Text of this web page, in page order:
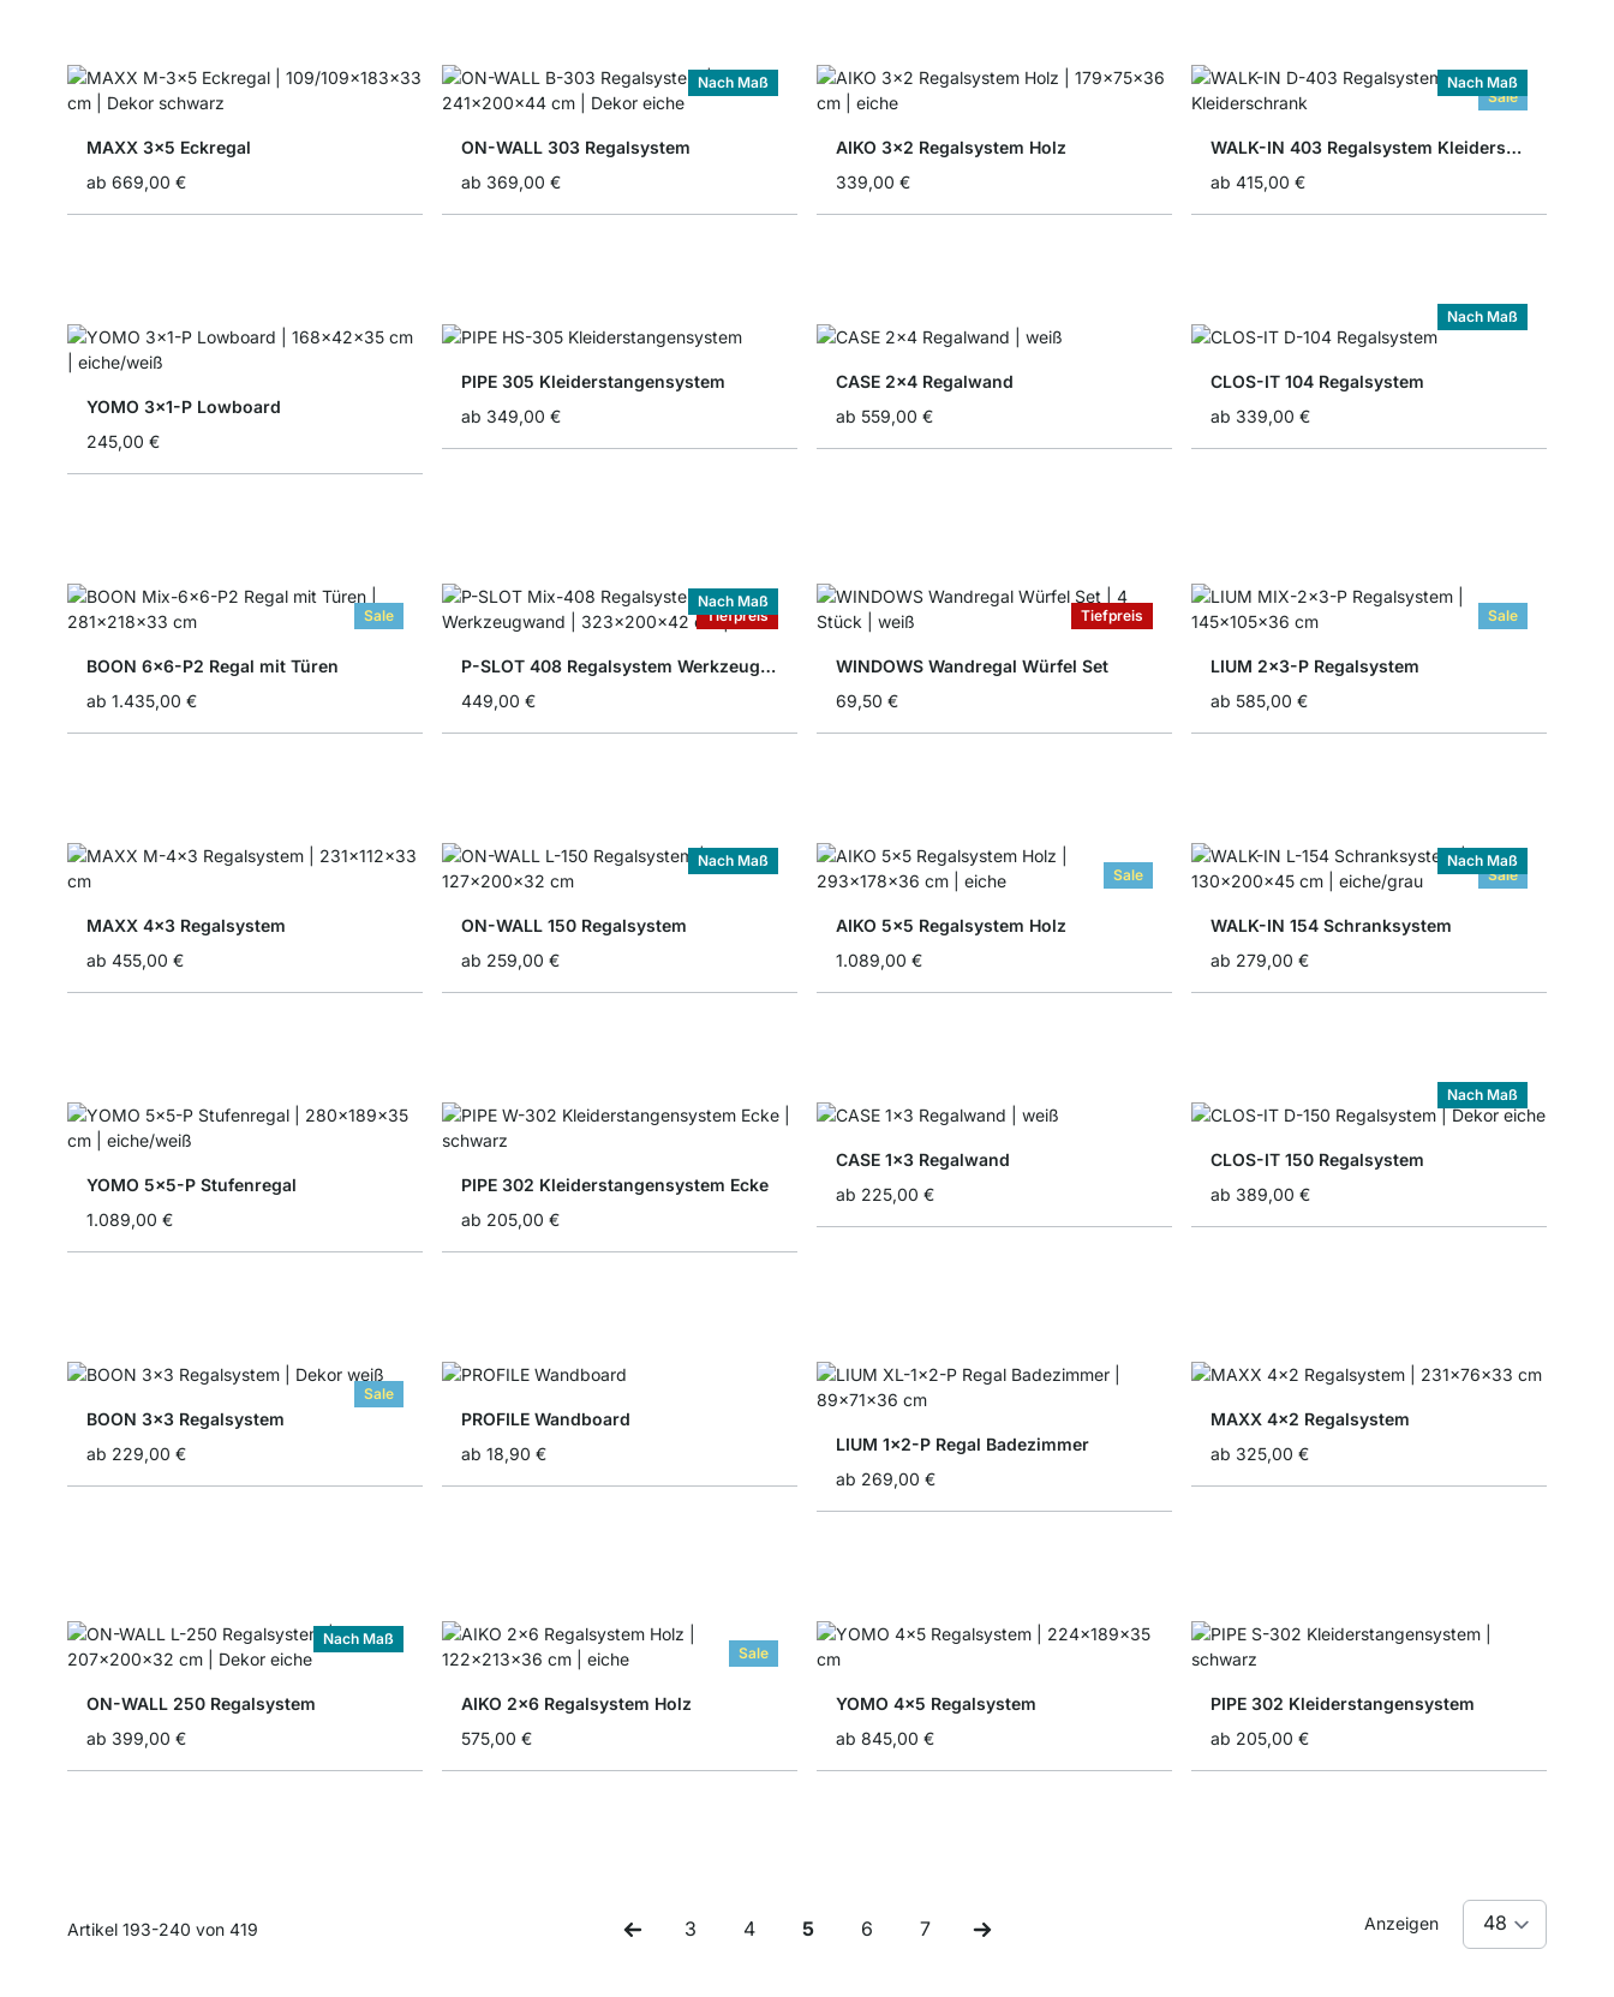
MAXX 3x5 Eckregal
ab 669,00 €
Nach Maß
ON-WALL 303 Regalsystem
ab 369,00 €
AIKO 3x2 Regalsystem Holz
339,00 €
Sale
Nach Maß
WALK-IN 403 Regalsystem Kleiderschrank
ab 415,00 €
YOMO 3x1-P Lowboard
245,00 €
PIPE 305 Kleiderstangensystem
ab 349,00 €
CASE 2x4 Regalwand
ab 559,00 €
Nach Maß
CLOS-IT 104 Regalsystem
ab 339,00 €
Sale
BOON 6x6-P2 Regal mit Türen
ab 1.435,00 €
Tiefpreis
Nach Maß
P-SLOT 408 Regalsystem Werkzeugwand
449,00 €
Tiefpreis
WINDOWS Wandregal Würfel Set
69,50 €
Sale
LIUM 2x3-P Regalsystem
ab 585,00 €
MAXX 4x3 Regalsystem
ab 455,00 €
Nach Maß
ON-WALL 150 Regalsystem
ab 259,00 €
Sale
AIKO 5x5 Regalsystem Holz
1.089,00 €
Sale
Nach Maß
WALK-IN 154 Schranksystem
ab 279,00 €
YOMO 5x5-P Stufenregal
1.089,00 €
PIPE 302 Kleiderstangensystem Ecke
ab 205,00 €
CASE 1x3 Regalwand
ab 225,00 €
Nach Maß
CLOS-IT 150 Regalsystem
ab 389,00 €
Sale
BOON 3x3 Regalsystem
ab 229,00 €
PROFILE Wandboard
ab 18,90 €
LIUM 1x2-P Regal Badezimmer
ab 269,00 €
MAXX 4x2 Regalsystem
ab 325,00 €
Nach Maß
ON-WALL 250 Regalsystem
ab 399,00 €
Sale
AIKO 2x6 Regalsystem Holz
575,00 €
YOMO 4x5 Regalsystem
ab 845,00 €
PIPE 302 Kleiderstangensystem
ab 205,00 €
Artikel 193-240 von 419 Seite
3 Seite
4 Sie lesen gerade Seite
5 Seite
6 Seite
7 Anzeigen